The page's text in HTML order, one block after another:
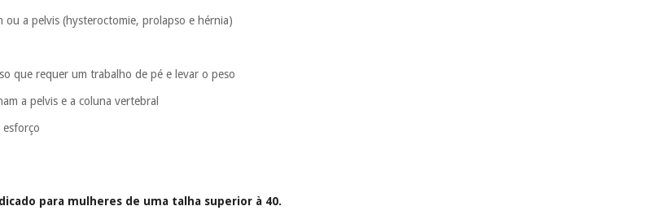
a pelvis (hysteroctomie, prolapso e hérnia)
que requer um trabalho de pé e levar o peso
a pelvis e a coluna vertebral
esforço
para mulheres de uma talha superior à 40.